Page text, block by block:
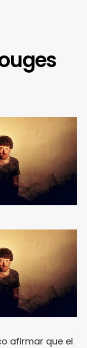
afirmar que el